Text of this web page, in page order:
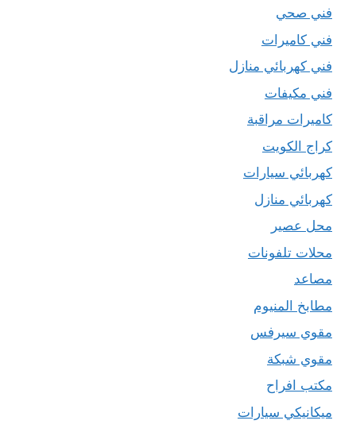
فني صحي
فني كاميرات
فني كهربائي منازل
فني مكيفات
كاميرات مراقبة
كراج الكويت
كهربائي سيارات
كهربائي منازل
محل عصير
محلات تلفونات
مصاعد
مطابخ المنيوم
مقوي سيرفس
مقوي شبكة
مكتب افراح
ميكانيكي سيارات